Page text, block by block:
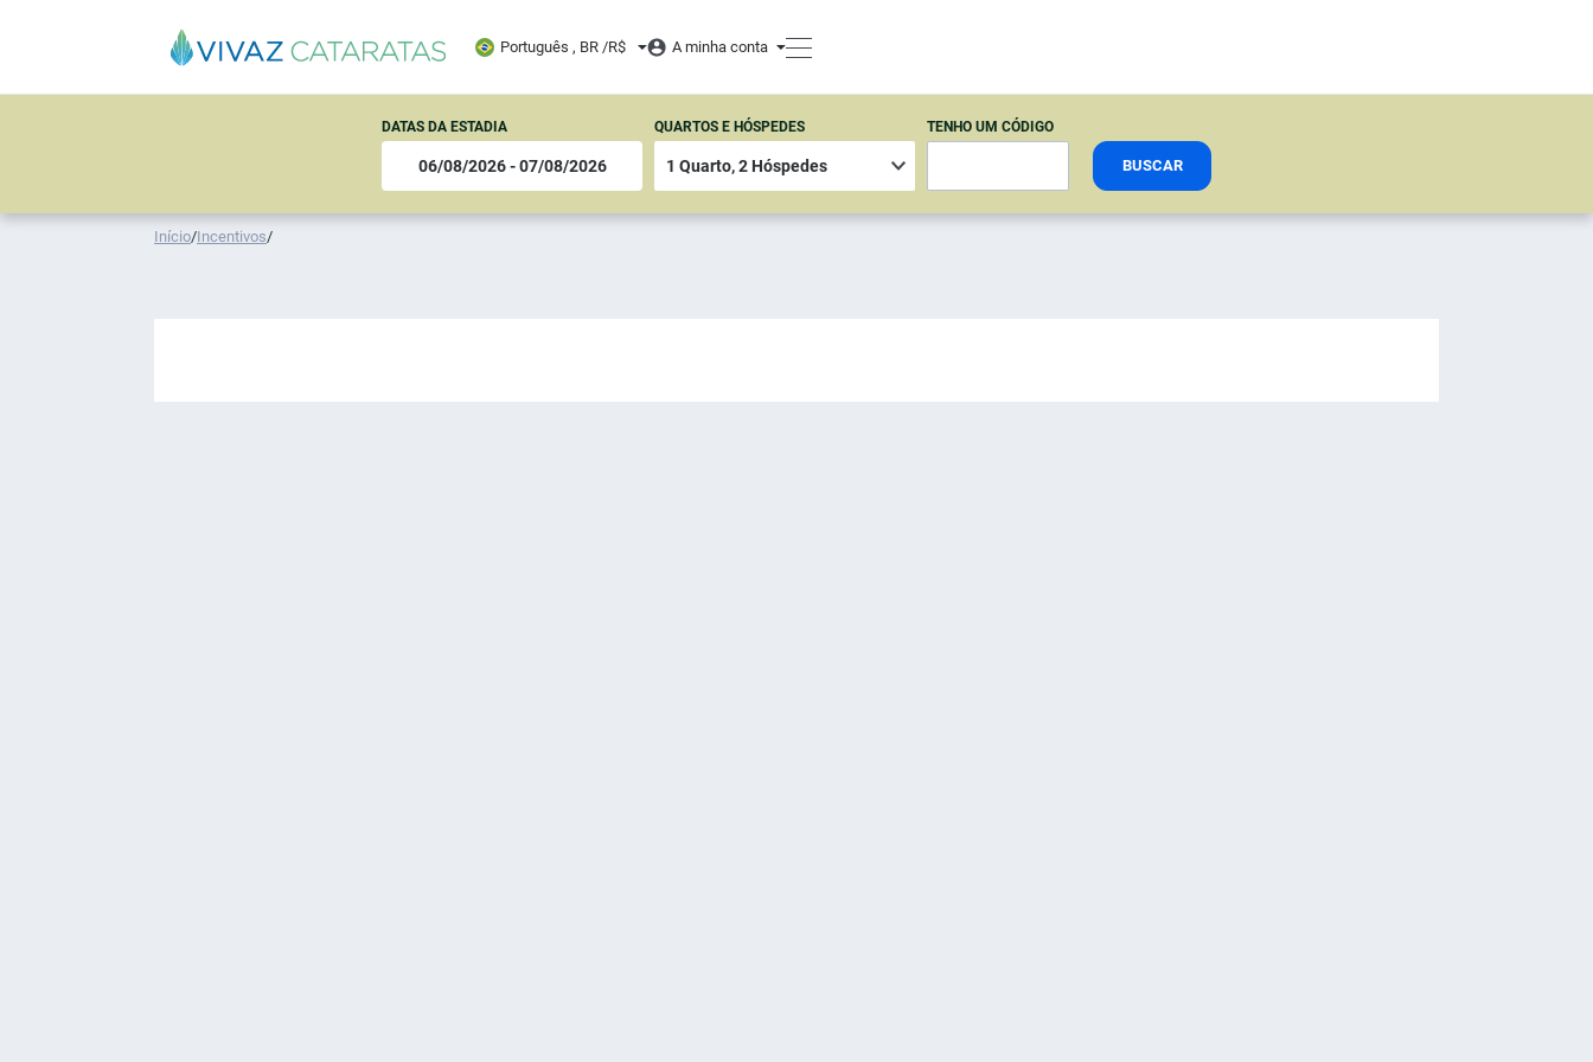
Português , BR /R$ A minha conta
DATAS DA ESTADIA QUARTOS E HÓSPEDES TENHO UM CÓDIGO
BUSCAR
Início/Incentivos/